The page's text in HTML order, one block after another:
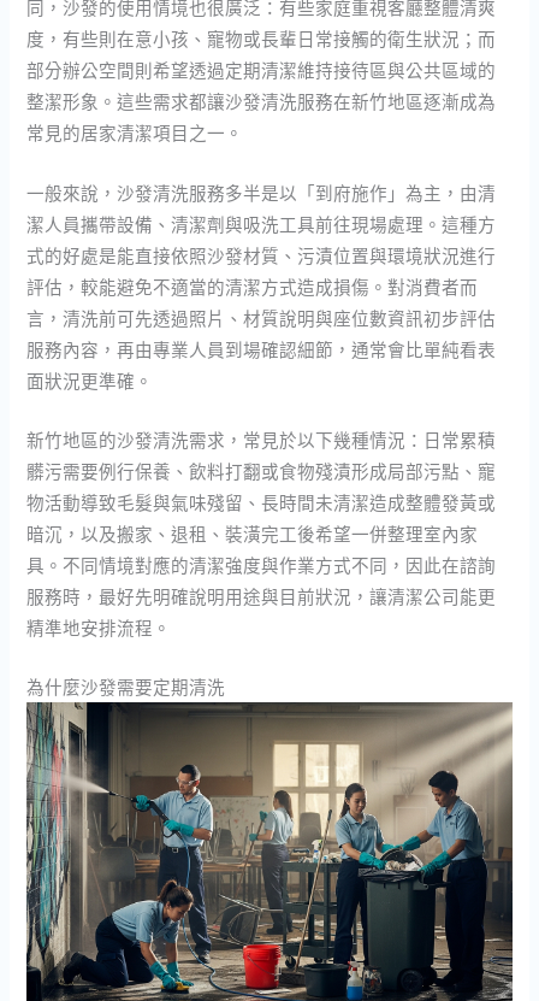
同，沙發的使用情境也很廣泛：有些家庭重視客廳整體清爽
度，有些則在意小孩、寵物或長輩日常接觸的衛生狀況；而
部分辦公空間則希望透過定期清潔維持接待區與公共區域的
整潔形象。這些需求都讓沙發清洗服務在新竹地區逐漸成為
常見的居家清潔項目之一。
一般來說，沙發清洗服務多半是以「到府施作」為主，由清
潔人員攜帶設備、清潔劑與吸洗工具前往現場處理。這種方
式的好處是能直接依照沙發材質、污漬位置與環境狀況進行
評估，較能避免不適當的清潔方式造成損傷。對消費者而
言，清洗前可先透過照片、材質說明與座位數資訊初步評估
服務內容，再由專業人員到場確認細節，通常會比單純看表
面狀況更準確。
新竹地區的沙發清洗需求，常見於以下幾種情況：日常累積
髒污需要例行保養、飲料打翻或食物殘漬形成局部污點、寵
物活動導致毛髮與氣味殘留、長時間未清潔造成整體發黃或
暗沉，以及搬家、退租、裝潢完工後希望一併整理室內家
具。不同情境對應的清潔強度與作業方式不同，因此在諮詢
服務時，最好先明確說明用途與目前狀況，讓清潔公司能更
精準地安排流程。
為什麼沙發需要定期清洗